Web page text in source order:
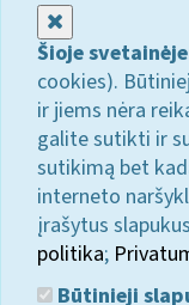
Šioje
cookies).
ir jiems nėra
galite sutikti ir
sutikimą bet
interneto
įrašytus
politika;
Būtinieji